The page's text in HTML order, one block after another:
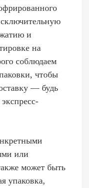
и
на
соблюдаем
чтобы
— будь
или
может быть
упаковка,